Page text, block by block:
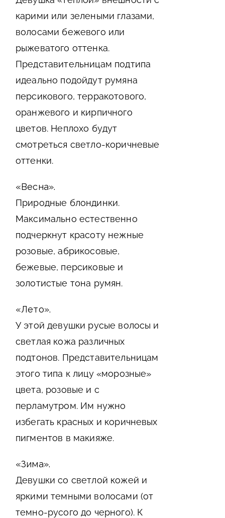
карими или зелеными глазами,
волосами бежевого или
рыжеватого оттенка.
Представительницам подтипа
идеально подойдут румяна
персикового, терракотового,
оранжевого и кирпичного
цветов. Неплохо будут
смотреться светло-коричневые
оттенки.
«Весна».
Природные блондинки.
Максимально естественно
подчеркнут красоту нежные
розовые, абрикосовые,
бежевые, персиковые и
золотистые тона румян.
«Лето».
У этой девушки русые волосы и
светлая кожа различных
подтонов. Представительницам
этого типа к лицу «морозные»
цвета, розовые и с
перламутром. Им нужно
избегать красных и коричневых
пигментов в макияже.
«Зима».
Девушки со светлой кожей и
яркими темными волосами (от
темно-русого до черного). К